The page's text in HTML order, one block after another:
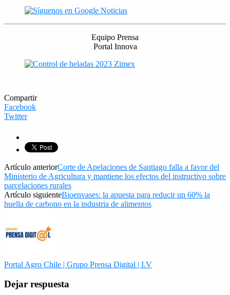
Equipo Prensa
Portal Innova
Compartir
Facebook
Twitter
Artículo anteriorCorte de Apelaciones de Santiago falla a favor del
Ministerio de Agricultura y mantiene los efectos del instructivo sobre
parcelaciones rurales
Artículo siguienteBioenvases: la apuesta para reducir un 60% la
huella de carbono en la industria de alimentos
Portal Agro Chile | Grupo Prensa Digital | I.V
Dejar respuesta